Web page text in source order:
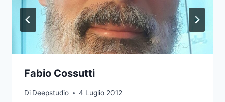
Fabio Cossutti
Di Deepstudio 4 Luglio 2012